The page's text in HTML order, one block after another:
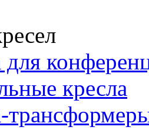
для
кресла